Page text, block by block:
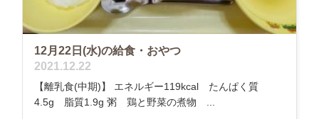
12月22日(水)の給食・おやつ
2021.12.22
【離乳食(中期)】 エネルギー119kcal たんぱく質
4.5g 脂質1.9g 粥 鶏と野菜の煮物 ...